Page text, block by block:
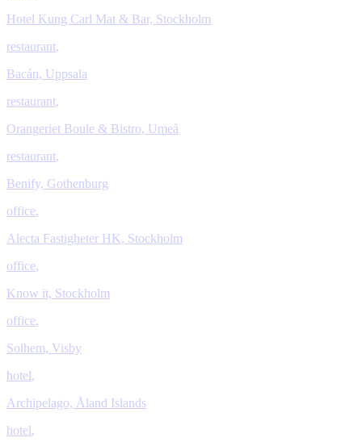
Hotel Kung Carl Mat & Bar, Stockholm
restaurant,
Bacán, Uppsala
restaurant,
Orangeriet Boule & Bistro, Umeå
restaurant,
Benify, Gothenburg
office,
Alecta Fastigheter HK, Stockholm
office,
Know it, Stockholm
office,
Solhem, Visby
hotel,
Archipelago, Åland Islands
hotel,